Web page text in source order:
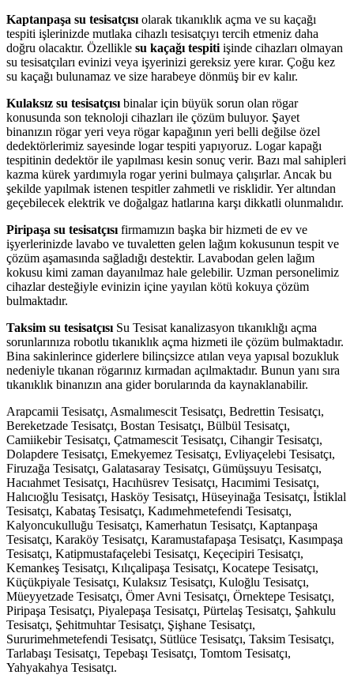
Kaptanpaşa su tesisatçısı olarak tıkanıklık açma ve su kaçağı
tespiti işlerinizde mutlaka cihazlı tesisatçıyı tercih etmeniz daha
doğru olacaktır. Özellikle su kaçağı tespiti işinde cihazları olmayan
su tesisatçıları evinizi veya işyerinizi gereksiz yere kırar. Çoğu kez
su kaçağı bulunamaz ve size harabeye dönmüş bir ev kalır.
Kulaksız su tesisatçısı binalar için büyük sorun olan rögar
konusunda son teknoloji cihazları ile çözüm buluyor. Şayet
binanızın rögar yeri veya rögar kapağının yeri belli değilse özel
dedektörlerimiz sayesinde logar tespiti yapıyoruz. Logar kapağı
tespitinin dedektör ile yapılması kesin sonuç verir. Bazı mal sahipleri
kazma kürek yardımıyla rogar yerini bulmaya çalışırlar. Ancak bu
şekilde yapılmak istenen tespitler zahmetli ve risklidir. Yer altından
geçebilecek elektrik ve doğalgaz hatlarına karşı dikkatli olunmalıdır.
Piripaşa su tesisatçısı firmamızın başka bir hizmeti de ev ve
işyerlerinizde lavabo ve tuvaletten gelen lağım kokusunun tespit ve
çözüm aşamasında sağladığı destektir. Lavabodan gelen lağım
kokusu kimi zaman dayanılmaz hale gelebilir. Uzman personelimiz
cihazlar desteğiyle evinizin içine yayılan kötü kokuya çözüm
bulmaktadır.
Taksim su tesisatçısı Su Tesisat kanalizasyon tıkanıklığı açma
sorunlarınıza robotlu tıkanıklık açma hizmeti ile çözüm bulmaktadır.
Bina sakinlerince giderlere bilinçsizce atılan veya yapısal bozukluk
nedeniyle tıkanan rögarınız kırmadan açılmaktadır. Bunun yanı sıra
tıkanıklık binanızın ana gider borularında da kaynaklanabilir.
Arapcamii Tesisatçı, Asmalımescit Tesisatçı, Bedrettin Tesisatçı,
Bereketzade Tesisatçı, Bostan Tesisatçı, Bülbül Tesisatçı,
Camiikebir Tesisatçı, Çatmamescit Tesisatçı, Cihangir Tesisatçı,
Dolapdere Tesisatçı, Emekyemez Tesisatçı, Evliyaçelebi Tesisatçı,
Firuzağa Tesisatçı, Galatasaray Tesisatçı, Gümüşsuyu Tesisatçı,
Hacıahmet Tesisatçı, Hacıhüsrev Tesisatçı, Hacımimi Tesisatçı,
Halıcıoğlu Tesisatçı, Hasköy Tesisatçı, Hüseyinağa Tesisatçı, İstiklal
Tesisatçı, Kabataş Tesisatçı, Kadımehmetefendi Tesisatçı,
Kalyoncukulluğu Tesisatçı, Kamerhatun Tesisatçı, Kaptanpaşa
Tesisatçı, Karaköy Tesisatçı, Karamustafapaşa Tesisatçı, Kasımpaşa
Tesisatçı, Katipmustafaçelebi Tesisatçı, Keçecipiri Tesisatçı,
Kemankeş Tesisatçı, Kılıçalipaşa Tesisatçı, Kocatepe Tesisatçı,
Küçükpiyale Tesisatçı, Kulaksız Tesisatçı, Kuloğlu Tesisatçı,
Müeyyetzade Tesisatçı, Ömer Avni Tesisatçı, Örnektepe Tesisatçı,
Piripaşa Tesisatçı, Piyalepaşa Tesisatçı, Pürtelaş Tesisatçı, Şahkulu
Tesisatçı, Şehitmuhtar Tesisatçı, Şişhane Tesisatçı,
Sururimehmetefendi Tesisatçı, Sütlüce Tesisatçı, Taksim Tesisatçı,
Tarlabaşı Tesisatçı, Tepebaşı Tesisatçı, Tomtom Tesisatçı,
Yahyakahya Tesisatçı.